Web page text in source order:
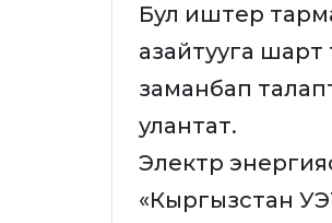
Бул иштер
азайтууга
заманбап
улантат.
Электр
«Кыргызстан